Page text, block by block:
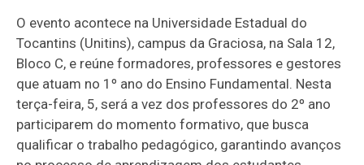
O evento acontece na Universidade Estadual do
Tocantins (Unitins), campus da Graciosa, na Sala 12,
Bloco C, e reúne formadores, professores e gestores
que atuam no 1º ano do Ensino Fundamental. Nesta
terça-feira, 5, será a vez dos professores do 2º ano
participarem do momento formativo, que busca
qualificar o trabalho pedagógico, garantindo avanços